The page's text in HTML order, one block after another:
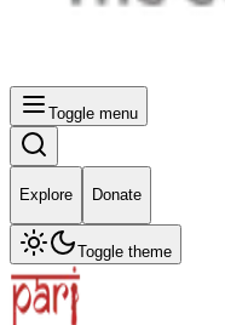
Toggle menu
Explore Donate
Toggle theme